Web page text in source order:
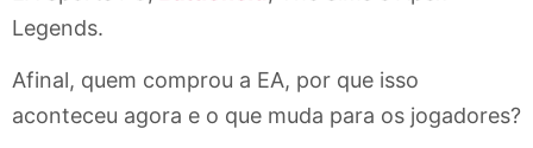
Legends.
Afinal, quem comprou a EA, por que isso
aconteceu agora e o que muda para os jogadores?